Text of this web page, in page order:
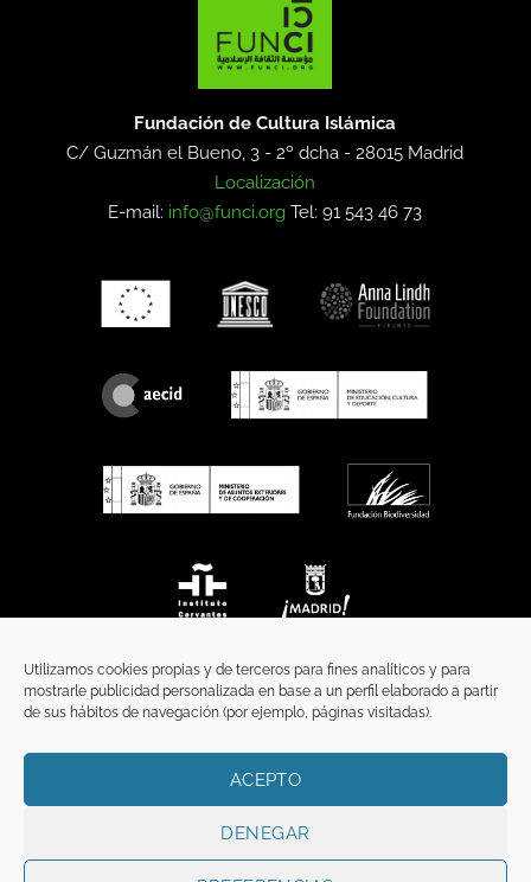
Utilizamos cookies propias y de terceros para fines analíticos y para
mostrarle publicidad personalizada en base a un perfil elaborado a partir
de sus hábitos de navegación (por ejemplo, páginas visitadas).
ACEPTO
DENEGAR
Fundación de Cultura Islámica
C/ Guzmán el Bueno, 3 - 2º dcha -28015 Madrid
Localización
E-mail: info@funci.org Tel: 91 543 46 73
TÉRMINOS Y CONDICIONES
Copyright 2026 ©FunciFUNCI es titular de los derechos de propiedad